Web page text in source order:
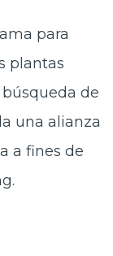
para
plantas
de
una alianza
a fines de